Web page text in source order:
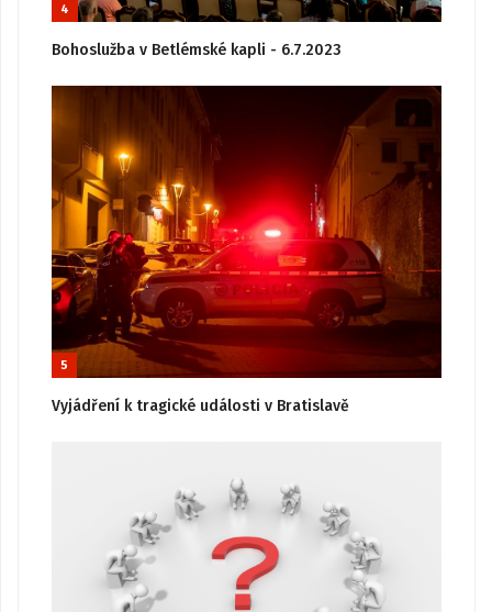
4
Bohoslužba v Betlémské kapli - 6.7.2023
5
Vyjádření k tragické události v Bratislavě